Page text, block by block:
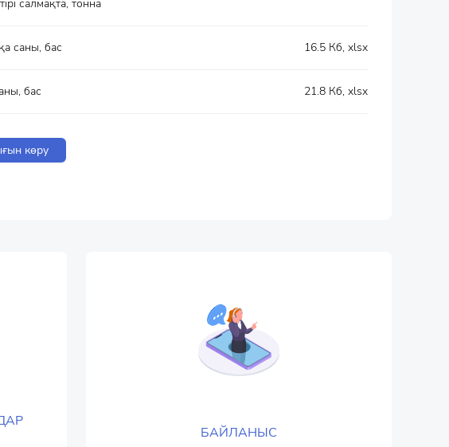
салмақта, тонна
саны, бас 16.5 Кб, xlsx
бас 21.8 Кб, xlsx
көру
БАЙЛАНЫС